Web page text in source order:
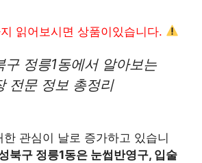
읽어보시면 상품이있습니다.
구 정릉1동에서 알아보는
전문 정보 총정리
관심이 날로 증가하고 있습니
북구 정릉1동은 눈썹반영구, 입술